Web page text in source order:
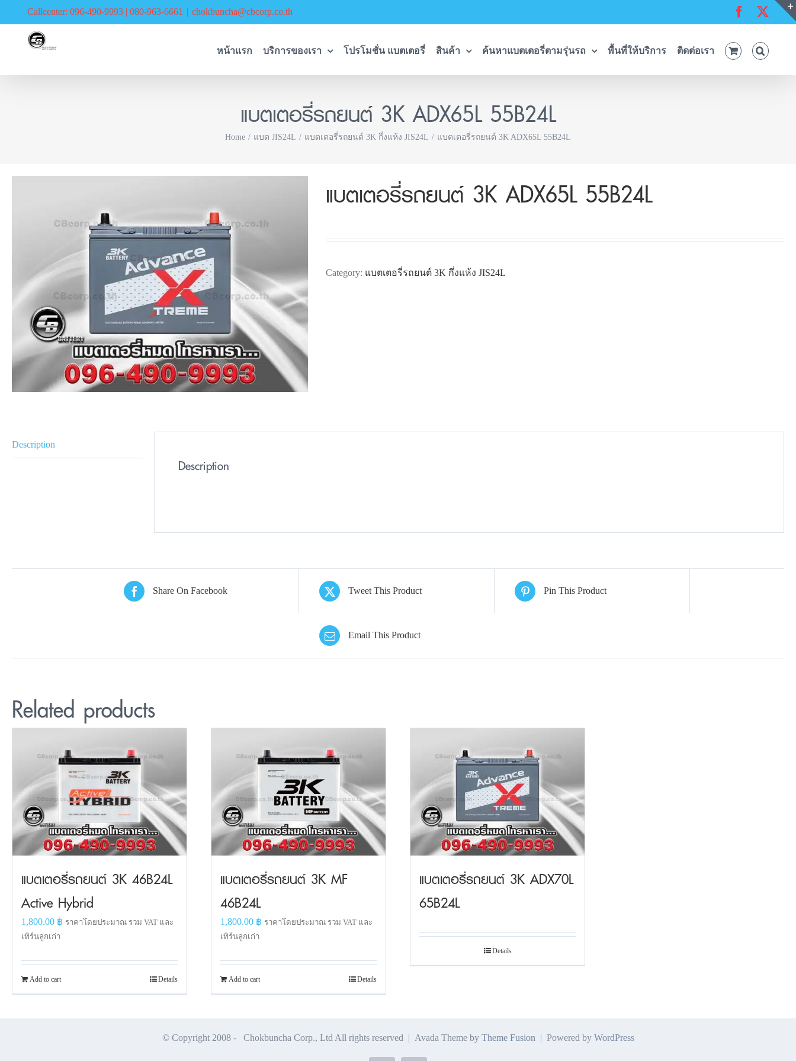
Callcenter: 096-490-9993 | 080-963-6661 | chokbuncha@cbcorp.co.th Facebook
หน้าแรก บริการของเรา โปรโมชั่น แบตเตอรี่ สินค้า ค้นหาแบตเตอรี่ตามรุ่นรถ พื้นที่ให้บริการ ติดต่อเรา
แบตเตอรี่รถยนต์ 3K ADX65L 55B24L
Home แบต JIS24L แบตเตอรี่รถยนต์ 3K กึ่งแห้ง JIS24L แบตเตอรี่รถยนต์ 3K ADX65L 55B24L
แบตเตอรี่รถยนต์ 3K ADX65L 55B24L
Category: แบตเตอรี่รถยนต์ 3K กึ่งแห้ง JIS24L
Description
Description
Share On Facebook Tweet This Product Pin This Product
Email This Product
Related products
แบตเตอรี่รถยนต์ 3K 46B24L
Active Hybrid
1,800.00 ฿ ราคาโดยประมาณ รวม VAT และ
เทิร์นลูกเก่า
Add to cart Details
แบตเตอรี่รถยนต์ 3K MF
46B24L
1,800.00 ฿ ราคาโดยประมาณ รวม VAT และ
เทิร์นลูกเก่า
Add to cart Details
แบตเตอรี่รถยนต์ 3K ADX70L
65B24L
Details
© Copyright 2008 - Chokbuncha Corp., Ltd All rights reserved | Avada Theme by Theme Fusion | Powered by WordPress